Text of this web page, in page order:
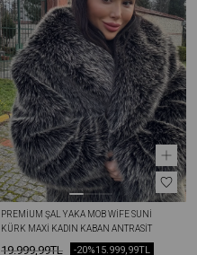
PREMIUM ŞAL YAKA MOB WİFE SUNI
KÜRK MAXI KADIN KABAN ANTRASIT
19.999,99TL 15.999,99TL
-20%